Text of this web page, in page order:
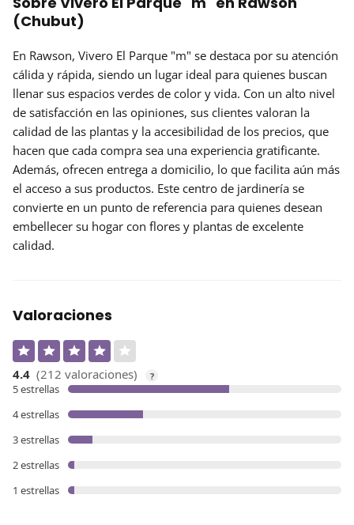
(Chubut)
En Rawson, Vivero El Parque "m" se destaca por su atención
cálida y rápida, siendo un lugar ideal para quienes buscan
llenar sus espacios verdes de color y vida. Con un alto nivel
de satisfacción en las opiniones, sus clientes valoran la
calidad de las plantas y la accesibilidad de los precios, que
hacen que cada compra sea una experiencia gratificante.
Además, ofrecen entrega a domicilio, lo que facilita aún más
el acceso a sus productos. Este centro de jardinería se
convierte en un punto de referencia para quienes desean
embellecer su hogar con flores y plantas de excelente
calidad.
Valoraciones
4.4 (212 valoraciones) ?
5 estrellas
4 estrellas
3 estrellas
2 estrellas
1 estrellas